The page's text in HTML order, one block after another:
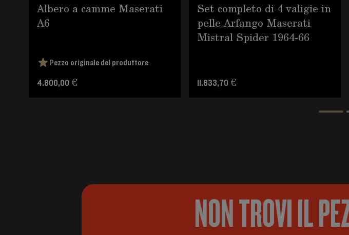
Albero a camme Maserati
A6
Pezzo originale del produttore
4.800,00 €
Set completo di 4 valigie in
pelle Arfango Maserati
Mistral Spider 1964-66
11.833,70 €
NON TROVI IL